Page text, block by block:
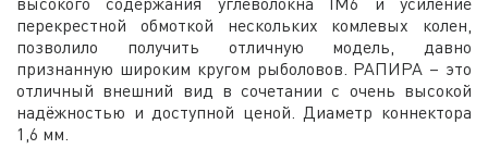
перекрестной обмоткой нескольких комлевых колен,
позволило получить отличную модель, давно
признанную широким кругом рыболовов. РАПИРА – это
отличный внешний вид в сочетании с очень высокой
надёжностью и доступной ценой. Диаметр коннектора
1,6 мм.